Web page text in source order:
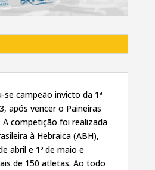
se campeão invicto da 1ª
após vencer o Paineiras
A competição foi realizada
à Hebraica (ABH),
abril e 1º de maio e
de 150 atletas. Ao todo